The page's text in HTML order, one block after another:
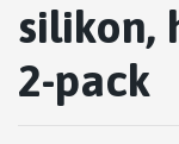
silikon,
2-pack